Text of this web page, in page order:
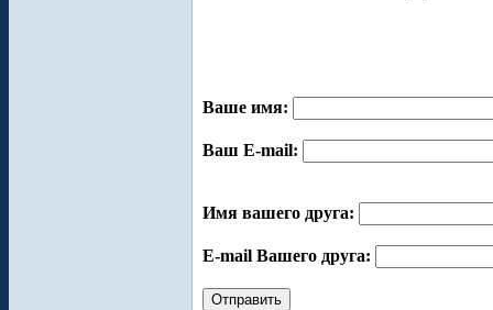
Ваше имя:
Ваш E-mail:
Имя вашего друга:
E-mail Вашего друга: